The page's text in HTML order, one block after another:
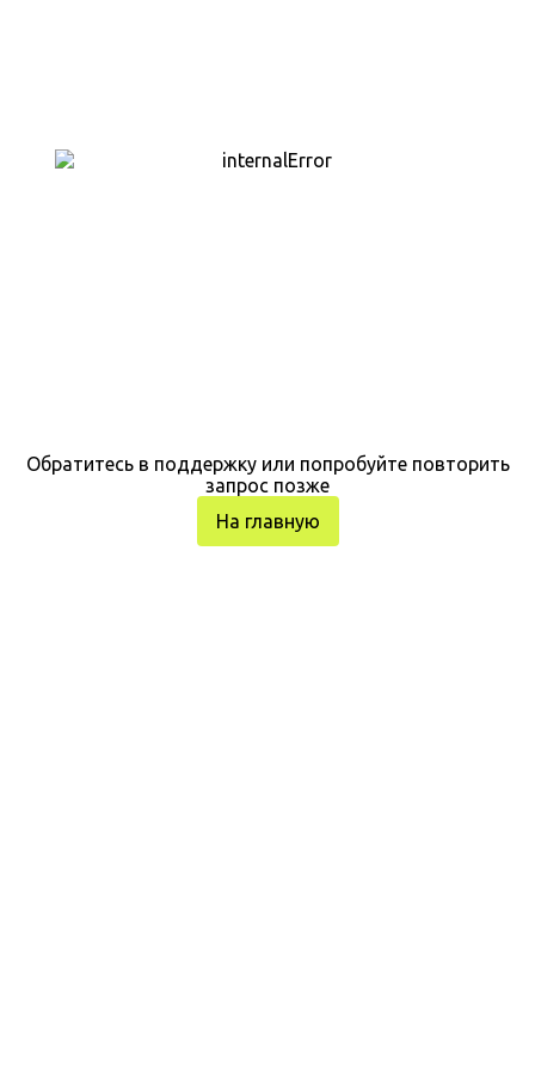
Обратитесь в поддержку или попробуйте повторить
запрос позже
На главную